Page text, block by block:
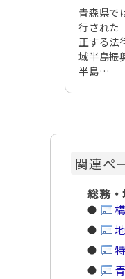
青森県で
行された
正する法
域半島振
半島…
関連ペ
総務